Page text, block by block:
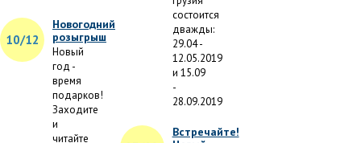
10/12
Новогодний
розыгрыш
Новый
год -
время
подарков!
Заходите
и
читайте
состоится
дважды:
29.04 -
12.05.2019
и 15.09
-
28.09.2019
Встречайте!